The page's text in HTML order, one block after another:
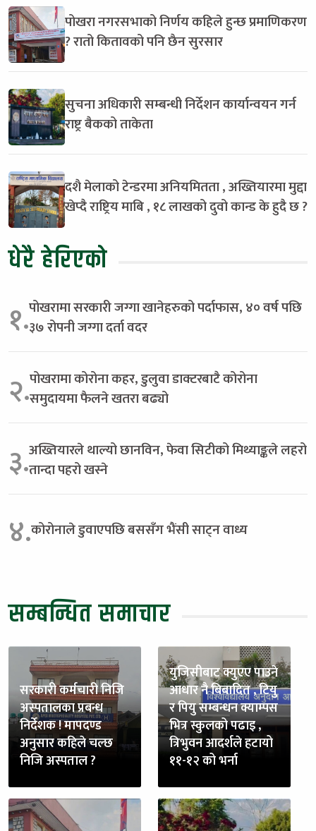
पोखरा नगरसभाको निर्णय कहिले हुन्छ प्रमाणिकरण
? रातो कितावको पनि छैन सुरसार
सुचना अधिकारी सम्बन्धी निर्देशन कार्यान्वयन गर्न
राष्ट्र बैकको ताकेता
दशै मेलाको टेन्डरमा अनियमितता , अख्तियारमा मुद्दा
खेप्दै राष्ट्रिय माबि , १८ लाखको दुवो कान्ड के हुदै छ ?
धेरै हेरिएको
१.पोखरामा सरकारी जग्गा खानेहरुको पर्दाफास, ४० वर्ष पछि
३७ रोपनी जग्गा दर्ता वदर
२.पोखरामा कोरोना कहर, डुलुवा डाक्टरबाटै कोरोना
समुदायमा फैलने खतरा बढ्यो
३.अख्तियारले थाल्यो छानविन, फेवा सिटीको मिथ्याङ्कले लहरो
तान्दा पहरो खस्ने
४.कोरोनाले डुवाएपछि बससँग भैंसी साट्न वाध्य
सम्बन्धित समाचार
सरकारी कर्मचारी निजि
अस्पतालका प्रबन्ध
निर्देशक ! मापदण्ड
अनुसार कहिले चल्छ
निजि अस्पताल ?
युजिसीबाट क्युएए पाउने
आधार नै बिबादित , टियु
र पियु सम्बन्धन क्याम्पस
भित्र स्कुलको पढाइ ,
त्रिभुवन आदर्शले हटायो
११-१२ को भर्ना